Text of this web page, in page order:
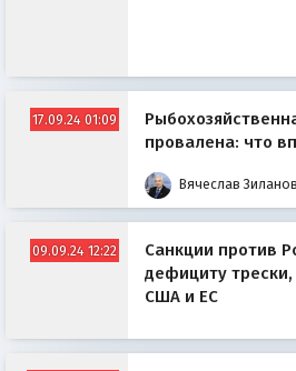
17.09.24 01:09
провалена: что
Вячеслав Зиланов
09.09.24 12:22
Санкции против
дефициту
США и ЕС